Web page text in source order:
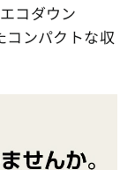
コダウン
ンパクトな収